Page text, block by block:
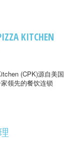
KITCHEN
(CPK)源自美国
领先的餐饮连锁